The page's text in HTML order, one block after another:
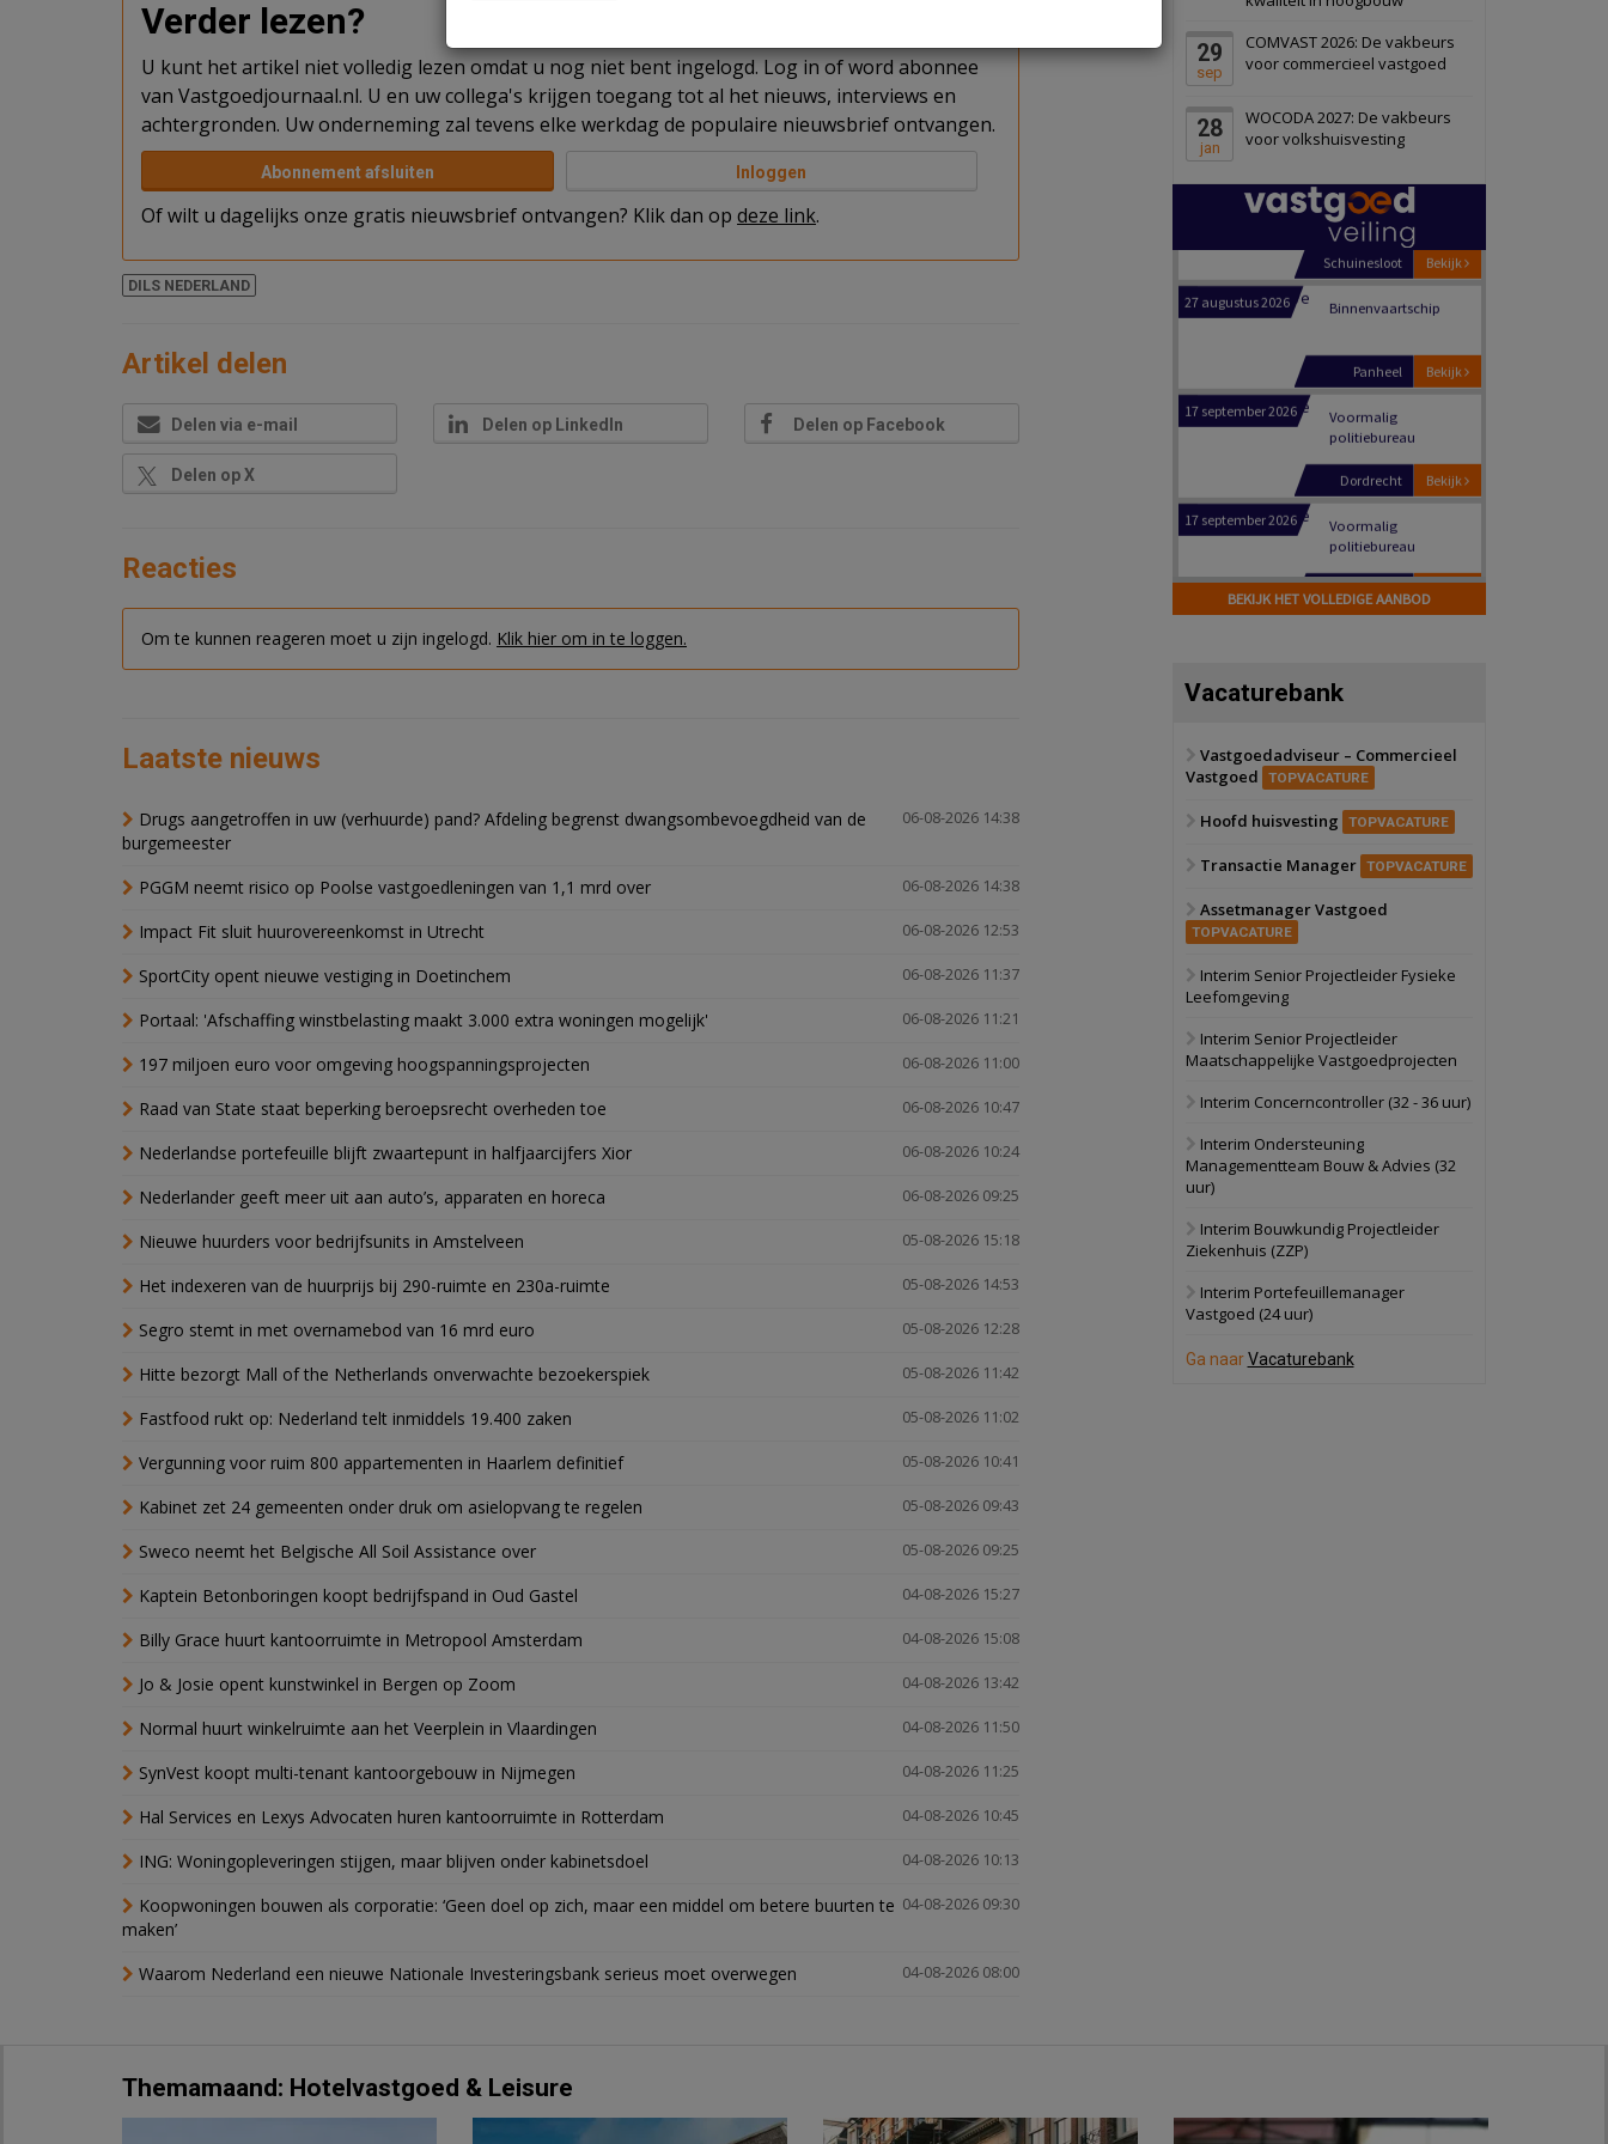
Verder lezen?
U kunt het artikel niet volledig lezen omdat u nog niet bent ingelogd. Log in of word abonnee
van Vastgoedjournaal.nl. U en uw collega's krijgen toegang tot al het nieuws, interviews en
achtergronden. Uw onderneming zal tevens elke werkdag de populaire nieuwsbrief ontvangen.
Abonnement afsluiten Inloggen
Of wilt u dagelijks onze gratis nieuwsbrief ontvangen? Klik dan op deze link.
DILS NEDERLAND
Artikel delen
Delen via e-mail Delen op LinkedIn Delen op Facebook
Delen op X
Reacties
Om te kunnen reageren moet u zijn ingelogd. Klik hier om in te loggen.
Laatste nieuws
06-08-2026 14:38
Drugs aangetroffen in uw (verhuurde) pand? Afdeling begrenst dwangsombevoegdheid van de
burgemeester
06-08-2026 14:38
PGGM neemt risico op Poolse vastgoedleningen van 1,1 mrd over
06-08-2026 12:53
Impact Fit sluit huurovereenkomst in Utrecht
06-08-2026 11:37
SportCity opent nieuwe vestiging in Doetinchem
06-08-2026 11:21
Portaal: 'Afschaffing winstbelasting maakt 3.000 extra woningen mogelijk'
06-08-2026 11:00
197 miljoen euro voor omgeving hoogspanningsprojecten
06-08-2026 10:47
Raad van State staat beperking beroepsrecht overheden toe
06-08-2026 10:24
Nederlandse portefeuille blijft zwaartepunt in halfjaarcijfers Xior
06-08-2026 09:25
Nederlander geeft meer uit aan auto’s, apparaten en horeca
05-08-2026 15:18
Nieuwe huurders voor bedrijfsunits in Amstelveen
05-08-2026 14:53
Het indexeren van de huurprijs bij 290-ruimte en 230a-ruimte
05-08-2026 12:28
Segro stemt in met overnamebod van 16 mrd euro
05-08-2026 11:42
Hitte bezorgt Mall of the Netherlands onverwachte bezoekerspiek
05-08-2026 11:02
Fastfood rukt op: Nederland telt inmiddels 19.400 zaken
05-08-2026 10:41
Vergunning voor ruim 800 appartementen in Haarlem definitief
05-08-2026 09:43
Kabinet zet 24 gemeenten onder druk om asielopvang te regelen
05-08-2026 09:25
Sweco neemt het Belgische All Soil Assistance over
04-08-2026 15:27
Kaptein Betonboringen koopt bedrijfspand in Oud Gastel
04-08-2026 15:08
Billy Grace huurt kantoorruimte in Metropool Amsterdam
04-08-2026 13:42
Jo & Josie opent kunstwinkel in Bergen op Zoom
04-08-2026 11:50
Normal huurt winkelruimte aan het Veerplein in Vlaardingen
04-08-2026 11:25
SynVest koopt multi-tenant kantoorgebouw in Nijmegen
04-08-2026 10:45
Hal Services en Lexys Advocaten huren kantoorruimte in Rotterdam
04-08-2026 10:13
ING: Woningopleveringen stijgen, maar blijven onder kabinetsdoel
04-08-2026 09:30
Koopwoningen bouwen als corporatie: ‘Geen doel op zich, maar een middel om betere buurten te
maken’
04-08-2026 08:00
Waarom Nederland een nieuwe Nationale Investeringsbank serieus moet overwegen
29
sep
COMVAST 2026: De vakbeurs
voor commercieel vastgoed
28
jan
WOCODA 2027: De vakbeurs
voor volkshuisvesting
Schiedam
22 september 2026 Attractiepark
Bekijk
Oranje
28 september 2026
bedrijventerrein
Schuinesloot
Binnenvaartschip
17 september 2026
Voormalig
17 september 2026
Voormalig
17 september 2026
Voormalig
Zwanenburg
6 oktober 2026 Transformatieobject
22 september 2026
28 september 2026
Grootschalig
bedrijventerrein
Bekijk
Schuinesloot
27 augustus 2026 Binnenvaartschip
17 september 2026
17 september 2026
Voormalig
BEKIJK HET VOLLEDIGE AANBOD
Vacaturebank
Vastgoedadviseur – Commercieel
Vastgoed
TOPVACATURE
Hoofd huisvesting TOPVACATURE
Transactie Manager TOPVACATURE
Assetmanager Vastgoed
TOPVACATURE
Interim Senior Projectleider Fysieke
Leefomgeving
Interim Senior Projectleider
Maatschappelijke Vastgoedprojecten
Interim Concerncontroller (32 - 36 uur)
Interim Ondersteuning
Managementteam Bouw & Advies (32
uur)
Interim Bouwkundig Projectleider
Ziekenhuis (ZZP)
Interim Portefeuillemanager
Vastgoed (24 uur)
Ga naarVacaturebank
Themamaand: Hotelvastgoed & Leisure